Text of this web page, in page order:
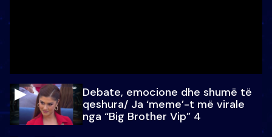
Debate, emocione dhe shumë të
qeshura/ Ja ‘meme’-t më virale
nga “Big Brother Vip” 4